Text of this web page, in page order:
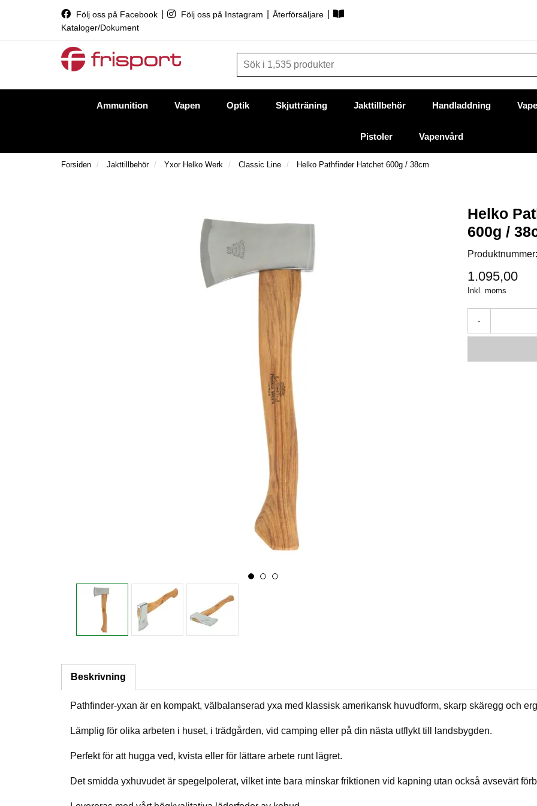
Följ oss på Facebook Följ oss på Instagram Återförsäljare
Kataloger/Dokument
Ammunition Vapen Optik Skjutträning Jakttillbehör Handladdning
Pistoler Vapenvård
Forsiden Jakttillbehör Yxor Helko Werk Classic Line Helko Pathfinder Hatchet 600g / 38cm
Helko
600g /
Produktnummer:
1.095,00
Inkl. moms
-
Beskrivning
Pathfinder-yxan är en kompakt, välbalanserad yxa med klassisk amerikansk huvudform, skarp skäregg och
Lämplig för olika arbeten i huset, i trädgården, vid camping eller på din nästa utflykt till landsbygden.
Perfekt för att hugga ved, kvista eller för lättare arbete runt lägret.
Det smidda yxhuvudet är spegelpolerat, vilket inte bara minskar friktionen vid kapning utan också avsevärt